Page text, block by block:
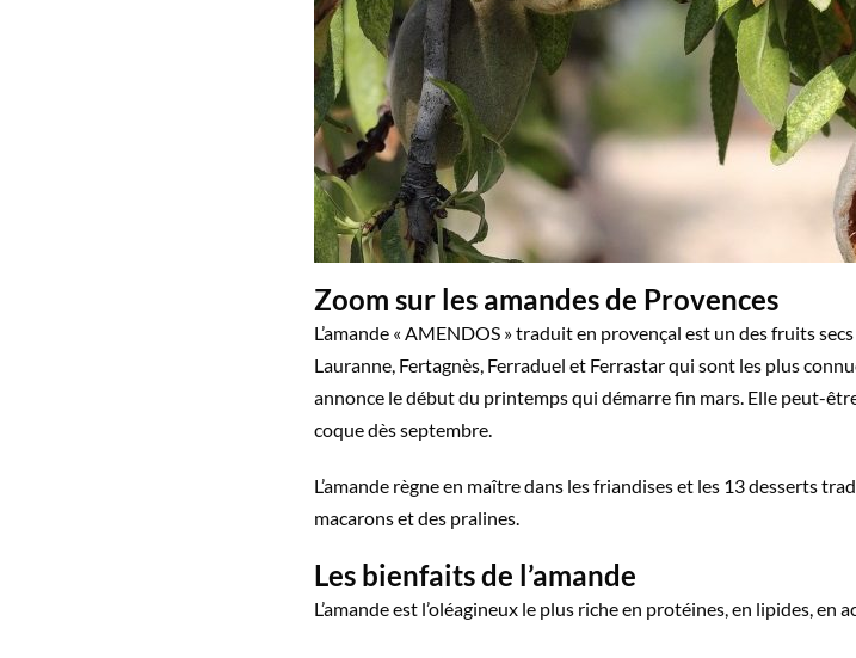
Zoom sur les amandes de Provences
L’amande « AMENDOS » traduit en provençal est un des fruits
Lauranne, Fertagnès, Ferraduel et Ferrastar qui sont les plus
annonce le début du printemps qui démarre fin mars. Elle peut-
coque dès septembre.
L’amande règne en maître dans les friandises et les 13 desserts
macarons et des pralines.
Les bienfaits de l’amande
L’amande est l’oléagineux le plus riche en protéines, en lipides,